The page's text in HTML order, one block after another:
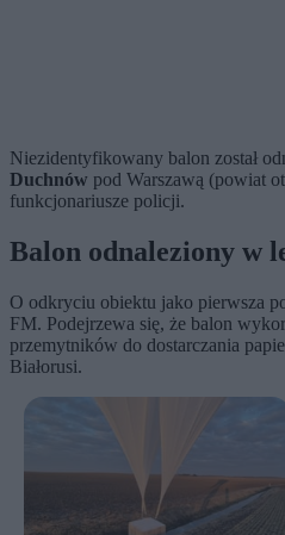
Niezidentyfikowany balon został
Duchnów pod Warszawą (powiat
funkcjonariusze policji.
Balon odnaleziony w
O odkryciu obiektu jako pierwsza
FM. Podejrzewa się, że balon
przemytników do dostarczania
Białorusi.